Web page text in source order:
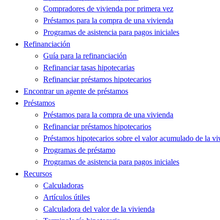
Compradores de vivienda por primera vez
Préstamos para la compra de una vivienda
Programas de asistencia para pagos iniciales
Refinanciación
Guía para la refinanciación
Refinanciar tasas hipotecarias
Refinanciar préstamos hipotecarios
Encontrar un agente de préstamos
Préstamos
Préstamos para la compra de una vivienda
Refinanciar préstamos hipotecarios
Préstamos hipotecarios sobre el valor acumulado de la
Programas de préstamo
Programas de asistencia para pagos iniciales
Recursos
Calculadoras
Artículos útiles
Calculadora del valor de la vivienda